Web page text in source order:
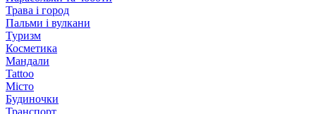
Трава і город
Пальми і вулкани
Туризм
Косметика
Мандали
Tattoo
Місто
Будиночки